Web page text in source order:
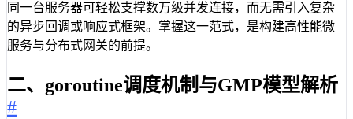
同一台服务器可轻松支撑数万级并发连接，而无需引入复杂
的异步回调或响应式框架。掌握这一范式，是构建高性能微
服务与分布式网关的前提。
二、goroutine调度机制与GMP模型解析
#